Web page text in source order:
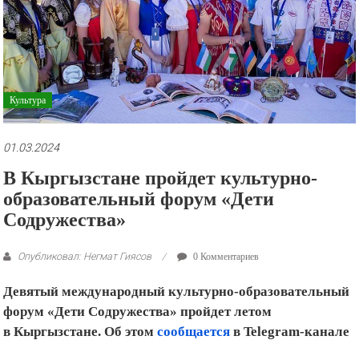
рекламные
ролики
и
презентации.
Культура
01.03.2024
В Кыргызстане пройдет культурно-
образовательный форум «Дети
Содружества»
Опубликовал: Негмат Гиясов 0 Комментариев
Девятый международный культурно-образовательный
форум «Дети Содружества» пройдет летом
в Кыргызстане. Об этомсообщается в Telegram-канале